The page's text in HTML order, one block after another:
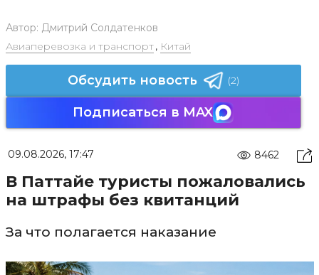
Автор: Дмитрий Солдатенков
Авиаперевозка и транспорт, Китай
Обсудить новость (2)
Подписаться в MAX
09.08.2026, 17:47 8462
В Паттайе туристы пожаловались
на штрафы без квитанций
За что полагается наказание